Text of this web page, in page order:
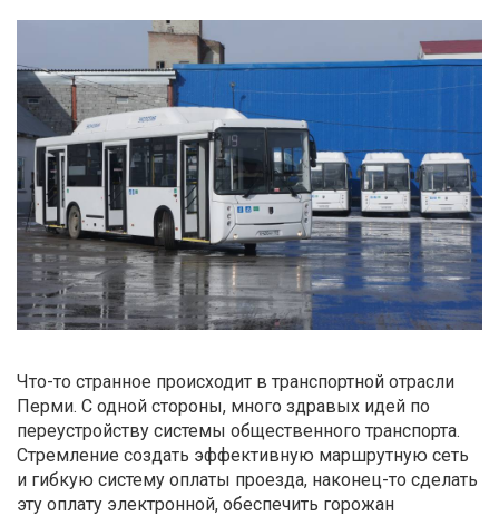
Что-то странное происходит в транспортной отрасли
Перми. С одной стороны, много здравых идей по
переустройству системы общественного транспорта.
Стремление создать эффективную маршрутную сеть
и гибкую систему оплаты проезда, наконец-то сделать
эту оплату электронной, обеспечить горожан